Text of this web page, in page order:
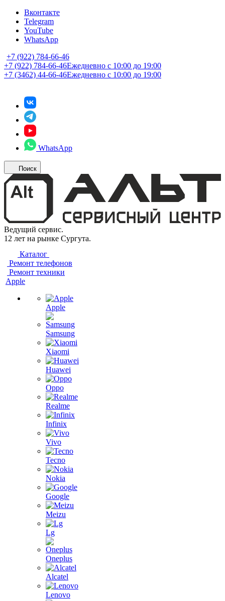
Вконтакте
Telegram
YouTube
WhatsApp
+7 (922) 784-66-46
+7 (922) 784-66-46Ежедневно с 10:00 до 19:00
+7 (3462) 44-66-46Ежедневно с 10:00 до 19:00
WhatsApp
Поиск
Ведущий сервис.
12 лет на рынке Сургута.
Каталог
Ремонт телефонов
Ремонт техники
Apple
Apple
Samsung
Xiaomi
Huawei
Oppo
Realme
Infinix
Vivo
Tecno
Nokia
Google
Meizu
Lg
Oneplus
Alcatel
Lenovo